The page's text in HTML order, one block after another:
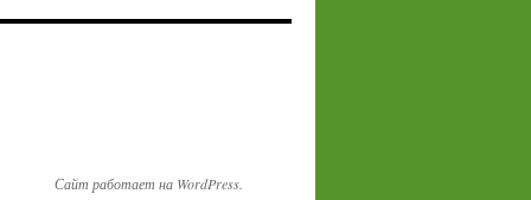
Сайт работает на WordPress.